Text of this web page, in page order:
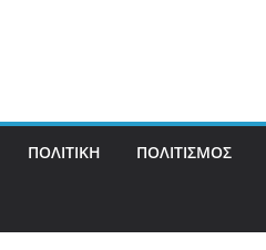
ΠΟΛΙΤΙΚΗ ΠΟΛΙΤΙΣΜΟΣ